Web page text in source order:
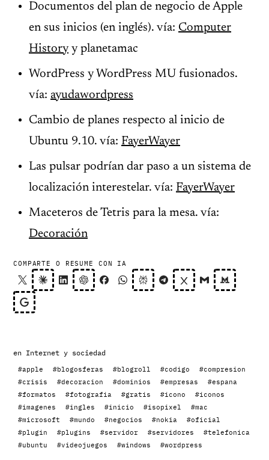
Documentos del plan de negocio de Apple
en sus inicios (en inglés). vía: Computer
Historyy planetamac
WordPress y WordPress MU fusionados.
vía: ayudawordpress
Cambio de planes respecto al inicio de
Ubuntu 9.10. vía: FayerWayer
Las pulsar podrían dar paso a un sistema de
localización interestelar. vía: FayerWayer
Maceteros de Tetris para la mesa. vía:
Decoración
COMPARTE O RESUME CON IA
en Internet y sociedad
#apple #blogosferas #blogroll #codigo
#compresion
#crisis
#decoracion #dominios #empresas
#espana
#formatos
#fotografia #gratis #icono
#iconos
#imagenes
#ingles #inicio #isopixel
#mac
#microsoft
#mundo #negocios #nokia
#oficial
#plugin
#plugins #servidor #servidores
#telefonica
#ubuntu
#videojuegos #windows #wordpress